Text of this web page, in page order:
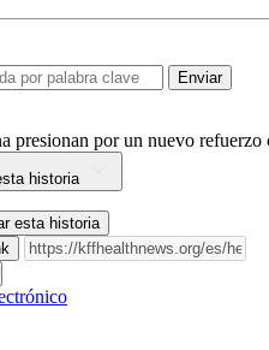
presionan por un nuevo
historia
esta historia